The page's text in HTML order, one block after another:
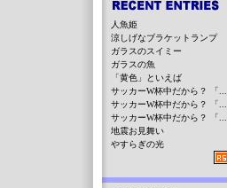
人魚姫
涼しげなブラケットランプ
ガラスのスイミー
ガラスの魚
「黄色」といえば
サッカーW杯中だから？ 「...
サッカーW杯中だから？ 「...
サッカーW杯中だから？ 「...
地震お見舞い
やすらぎの光